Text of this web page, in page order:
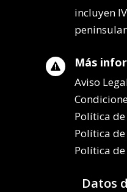
incluyen
 Más
Aviso
Política
Política
Política
Datos